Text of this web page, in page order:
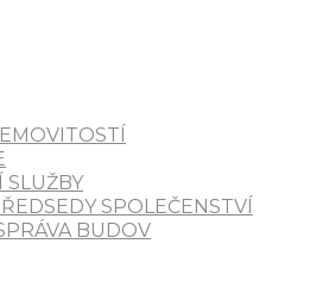
SLUŽBY
SPOLEČENSTVÍ
BUDOV